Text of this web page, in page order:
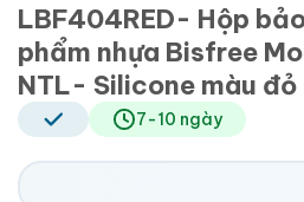
LBF404RED- Hộp
phẩm nhựa Bisfree
NTL- Silicone màu đỏ
7-10 ngày